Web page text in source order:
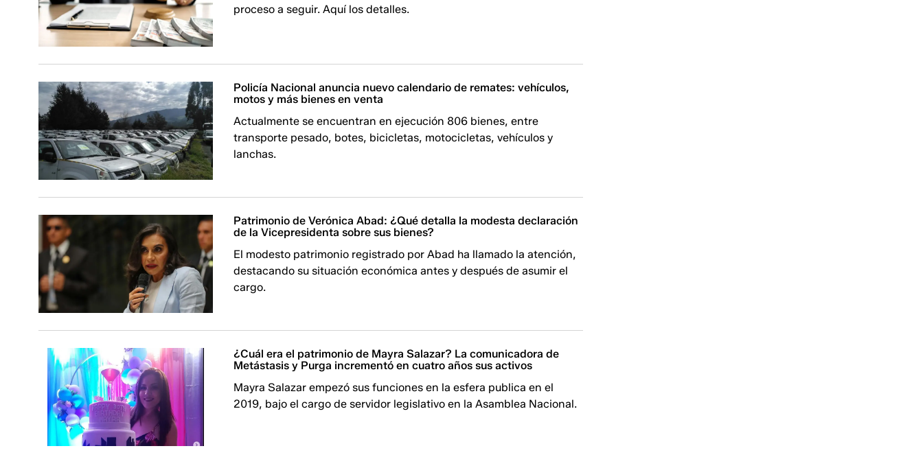
proceso a seguir. Aquí los detalles.
Policía Nacional anuncia nuevo calendario de remates: vehículos,
motos y más bienes en venta
Actualmente se encuentran en ejecución 806 bienes, entre
transporte pesado, botes, bicicletas, motocicletas, vehículos y
lanchas.
Patrimonio de Verónica Abad: ¿Qué detalla la modesta declaración
de la Vicepresidenta sobre sus bienes?
El modesto patrimonio registrado por Abad ha llamado la atención,
destacando su situación económica antes y después de asumir el
cargo.
¿Cuál era el patrimonio de Mayra Salazar? La comunicadora de
Metástasis y Purga incrementó en cuatro años sus activos
Mayra Salazar empezó sus funciones en la esfera publica en el
2019, bajo el cargo de servidor legislativo en la Asamblea Nacional.